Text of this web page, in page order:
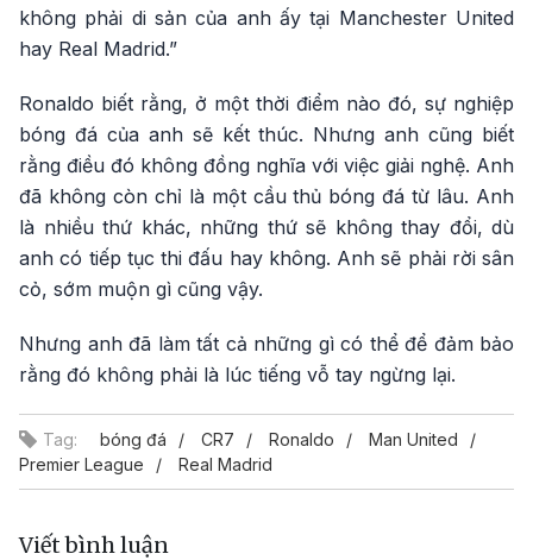
không phải di sản của anh ấy tại Manchester United
hay Real Madrid.”
Ronaldo biết rằng, ở một thời điểm nào đó, sự nghiệp
bóng đá của anh sẽ kết thúc. Nhưng anh cũng biết
rằng điều đó không đồng nghĩa với việc giải nghệ. Anh
đã không còn chỉ là một cầu thủ bóng đá từ lâu. Anh
là nhiều thứ khác, những thứ sẽ không thay đổi, dù
anh có tiếp tục thi đấu hay không. Anh sẽ phải rời sân
cỏ, sớm muộn gì cũng vậy.
Nhưng anh đã làm tất cả những gì có thể để đảm bảo
rằng đó không phải là lúc tiếng vỗ tay ngừng lại.
Tag: bóng đá CR7 Ronaldo
Man United
Premier League
Real Madrid
Viết bình luận